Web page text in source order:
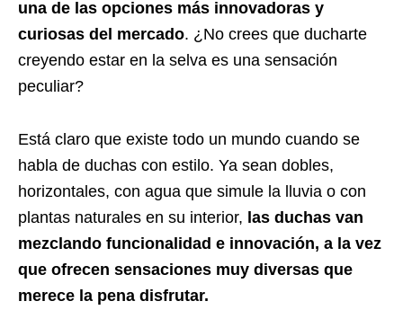
una de las opciones más innovadoras y
curiosas del mercado. ¿No crees que ducharte
creyendo estar en la selva es una sensación
peculiar?
Está claro que existe todo un mundo cuando se
habla de duchas con estilo. Ya sean dobles,
horizontales, con agua que simule la lluvia o con
plantas naturales en su interior, las duchas van
mezclando funcionalidad e innovación, a la vez
que ofrecen sensaciones muy diversas que
merece la pena disfrutar.